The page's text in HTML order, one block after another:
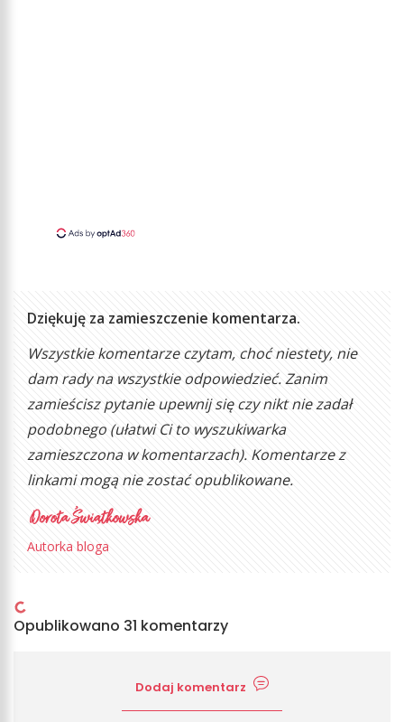
Dziękuję za zamieszczenie komentarza.
Wszystkie komentarze czytam, choć niestety, nie
dam rady na wszystkie odpowiedzieć. Zanim
zamieścisz pytanie upewnij się czy nikt nie zadał
podobnego (ułatwi Ci to wyszukiwarka
zamieszczona w komentarzach). Komentarze z
linkami mogą nie zostać opublikowane.
Autorka bloga
Opublikowano 31 komentarzy
Dodaj komentarz